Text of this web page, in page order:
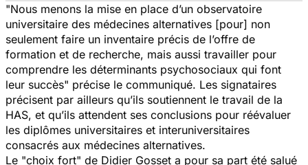
"Nous menons la mise en place d’un observatoire
universitaire des médecines alternatives [pour] non
seulement faire un inventaire précis de l’offre de
formation et de recherche, mais aussi travailler pour
comprendre les déterminants psychosociaux qui font
leur succès" précise le communiqué. Les signataires
précisent par ailleurs qu’ils soutiennent le travail de la
HAS, et qu’ils attendent ses conclusions pour réévaluer
les diplômes universitaires et interuniversitaires
consacrés aux médecines alternatives.
Le "choix fort" de Didier Gosset a pour sa part été salué